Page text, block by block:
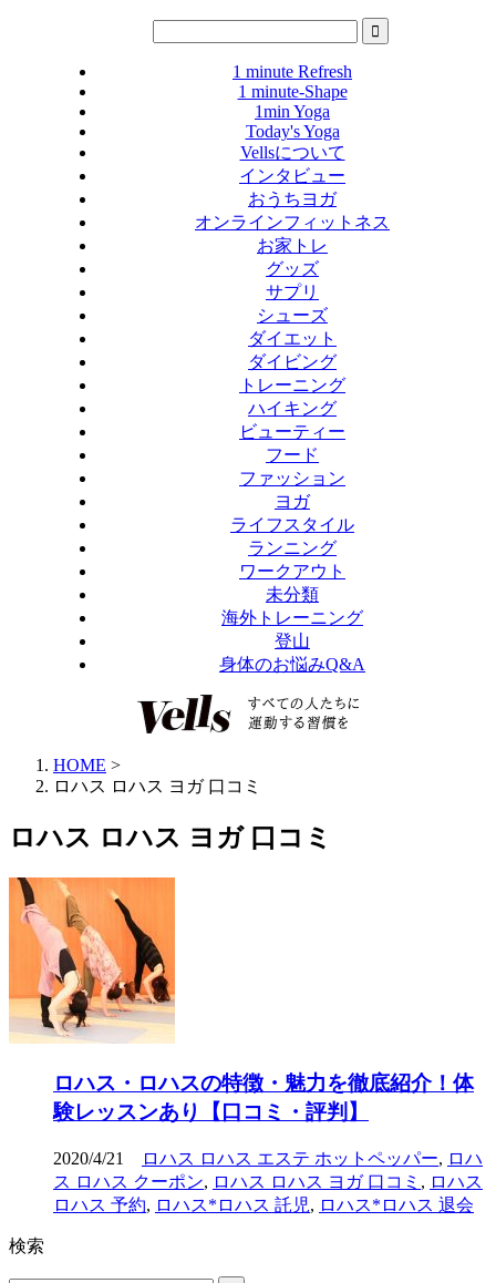
1 minute Refresh
1 minute-Shape
1min Yoga
Today's Yoga
Vellsについて
インタビュー
おうちヨガ
オンラインフィットネス
お家トレ
グッズ
サプリ
シューズ
ダイエット
ダイビング
トレーニング
ハイキング
ビューティー
フード
ファッション
ヨガ
ライフスタイル
ランニング
ワークアウト
未分類
海外トレーニング
登山
身体のお悩みQ&A
HOME >
ロハス ロハス ヨガ 口コミ
ロハス ロハス ヨガ 口コミ
ロハス・ロハスの特徴・魅力を徹底紹介！体
験レッスンあり【口コミ・評判】
2020/4/21 ロハス ロハス エステ ホットペッパー, ロハ
ス ロハス クーポン, ロハス ロハス ヨガ 口コミ , ロハス
ロハス 予約, ロハス*ロハス 託児, ロハス*ロハス 退会
検索